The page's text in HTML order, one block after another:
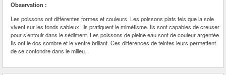
Observation :
Les poissons ont différentes formes et couleurs. Les poissons plats tels que la sole
vivent sur les fonds sableux. Ils pratiquent le mimétisme. Ils sont capables de creuser
pour s’enfouir dans le sédiment. Les poissons de pleine eau sont de couleur argentée.
Ils ont le dos sombre et le ventre brillant. Ces différences de teintes leurs permettent
de se confondre dans le milieu.